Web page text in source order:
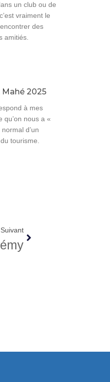
un club ou de
vraiment le
des
amitiés.
Mahé 2025
à mes
qu’on nous a «
d’un
tourisme.
Suivant